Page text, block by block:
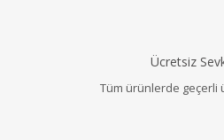
Ücretsiz
Tüm ürünlerde geçerli